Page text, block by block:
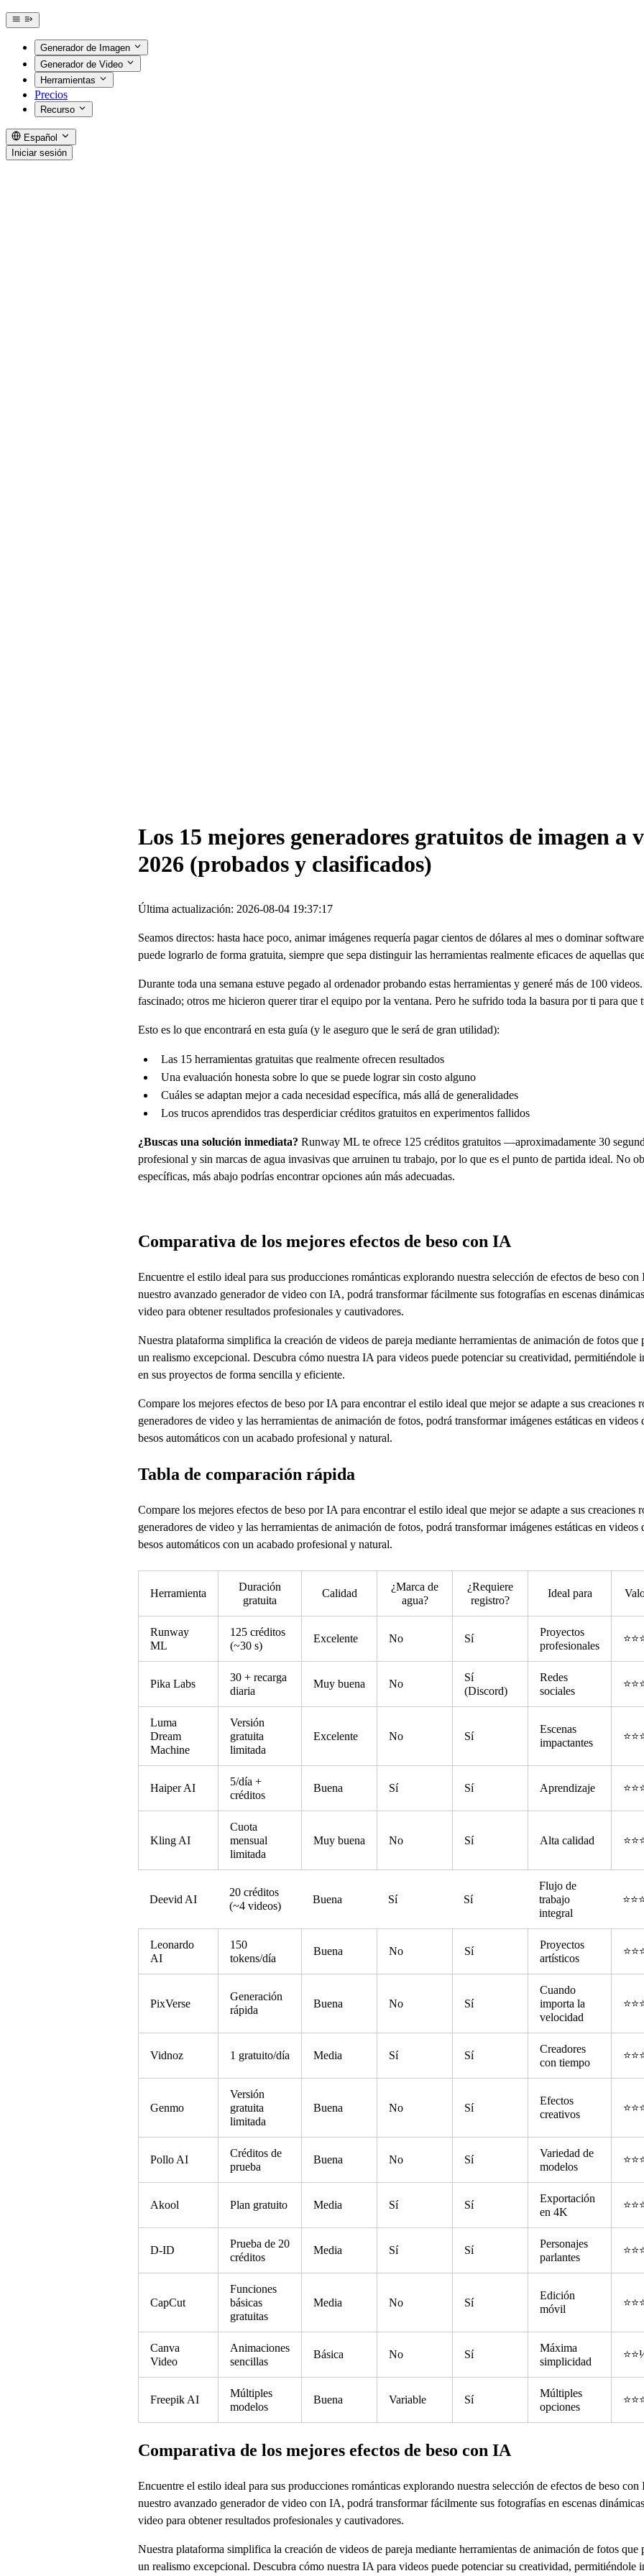
Generador de Imagen
Generador de Video
Herramientas
Precios
Recurso
Español
Iniciar sesión
Los 15 mejores generadores gratuitos de imagen a
2026 (probados y clasificados)
Última actualización: 2026-08-04 19:37:17
Seamos directos: hasta hace poco, animar imágenes requería pagar cientos de dólares al mes o dominar
puede lograrlo de forma gratuita, siempre que sepa distinguir las herramientas realmente eficaces de aquellas
Durante toda una semana estuve pegado al ordenador probando estas herramientas y generé más de 100
fascinado; otros me hicieron querer tirar el equipo por la ventana. Pero he sufrido toda la basura por ti para que
Esto es lo que encontrará en esta guía (y le aseguro que le será de gran utilidad):
Las 15 herramientas gratuitas que realmente ofrecen resultados
Una evaluación honesta sobre lo que se puede lograr sin costo alguno
Cuáles se adaptan mejor a cada necesidad específica, más allá de generalidades
Los trucos aprendidos tras desperdiciar créditos gratuitos en experimentos fallidos
¿Buscas una solución inmediata? Runway ML te ofrece 125 créditos gratuitos —aproximadamente 30
profesional y sin marcas de agua invasivas que arruinen tu trabajo, por lo que es el punto de partida ideal. No
específicas, más abajo podrías encontrar opciones aún más adecuadas.
Comparativa de los mejores efectos de beso con IA
Encuentre el estilo ideal para sus producciones románticas explorando nuestra selección de efectos de beso
nuestro avanzado generador de video con IA, podrá transformar fácilmente sus fotografías en escenas
video para obtener resultados profesionales y cautivadores.
Nuestra plataforma simplifica la creación de videos de pareja mediante herramientas de animación de fotos que
un realismo excepcional. Descubra cómo nuestra IA para videos puede potenciar su creatividad, permitiéndole
en sus proyectos de forma sencilla y eficiente.
Compare los mejores efectos de beso por IA para encontrar el estilo ideal que mejor se adapte a sus creaciones
generadores de video y las herramientas de animación de fotos, podrá transformar imágenes estáticas en videos
besos automáticos con un acabado profesional y natural.
Tabla de comparación rápida
Compare los mejores efectos de beso por IA para encontrar el estilo ideal que mejor se adapte a sus creaciones
generadores de video y las herramientas de animación de fotos, podrá transformar imágenes estáticas en videos
besos automáticos con un acabado profesional y natural.
Herramienta
Duración
gratuita
Calidad
¿Marca de
agua?
¿Requiere
registro?
Ideal para
Runway
ML
125 créditos
(~30 s)
Excelente No Sí
Proyectos
profesionales
Pika Labs
30 + recarga
diaria
Muy buena No
Sí
(Discord)
Redes
sociales
Luma
Dream
Machine
Versión
gratuita
limitada
Excelente No Sí
Escenas
impactantes
Haiper AI
5/día +
créditos
Buena Sí Sí Aprendizaje
Kling AI
Cuota
mensual
limitada
Muy buena No Sí Alta calidad
Deevid AI
20 créditos
(~4 videos)
Buena Sí Sí
Flujo de
trabajo
integral
Leonardo
AI
150
tokens/día
Buena No Sí
Proyectos
artísticos
PixVerse
Generación
rápida
Buena No Sí
Cuando
importa la
velocidad
Vidnoz 1 gratuito/día Media Sí Sí
Creadores
con tiempo
Genmo
Versión
gratuita
limitada
Buena No Sí
Efectos
creativos
Pollo AI
Créditos de
prueba
Buena No Sí
Variedad de
modelos
Akool Plan gratuito Media Sí Sí
Exportación
en 4K
D-ID
Prueba de 20
créditos
Media Sí Sí
Personajes
parlantes
CapCut
Funciones
básicas
gratuitas
Media No Sí
Edición
móvil
Canva
Video
Animaciones
sencillas
Básica No Sí
Máxima
simplicidad
Freepik AI
Múltiples
modelos
Buena Variable Sí
Múltiples
opciones
Comparativa de los mejores efectos de beso con IA
Encuentre el estilo ideal para sus producciones románticas explorando nuestra selección de efectos de beso
nuestro avanzado generador de video con IA, podrá transformar fácilmente sus fotografías en escenas
video para obtener resultados profesionales y cautivadores.
Nuestra plataforma simplifica la creación de videos de pareja mediante herramientas de animación de fotos que
un realismo excepcional. Descubra cómo nuestra IA para videos puede potenciar su creatividad, permitiéndole